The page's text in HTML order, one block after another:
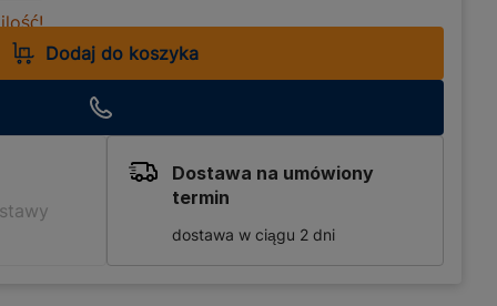
Dodaj do koszyka
Dostawa na umówiony
termin
dostawa w ciągu 2 dni